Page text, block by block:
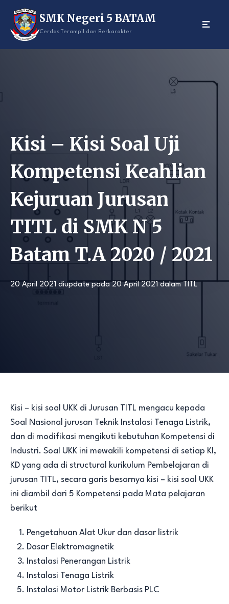
content
SMK Negeri 5 BATAM
Cerdas Terampil dan Berkarakter
Kisi – Kisi Soal Uji
Kompetensi Keahlian
Kejuruan Jurusan
TITL di SMK N 5
Batam T.A 2020 / 2021
20 April 2021 diupdate pada 20 April 2021 dalam TITL
Kisi – kisi soal UKK di Jurusan TITL mengacu kepada
Soal Nasional jurusan Teknik Instalasi Tenaga Listrik,
dan di modifikasi mengikuti kebutuhan Kompetensi di
Industri. Soal UKK ini mewakili kompetensi di setiap KI,
KD yang ada di structural kurikulum Pembelajaran di
jurusan TITL, secara garis besarnya kisi – kisi soal UKK
ini diambil dari 5 Kompetensi pada Mata pelajaran
berikut
Pengetahuan Alat Ukur dan dasar listrik
Dasar Elektromagnetik
Instalasi Penerangan Listrik
Instalasi Tenaga Listrik
Instalasi Motor Listrik Berbasis PLC